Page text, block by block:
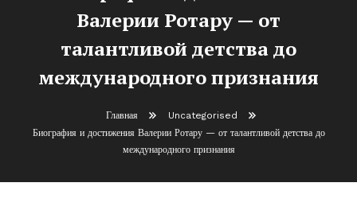
Валерии Ротару — от
талантливой детства до
международного признания
Главная
Uncategorised
Биография и достижения Валерии Ротару — от талантливой детства до
международного признания